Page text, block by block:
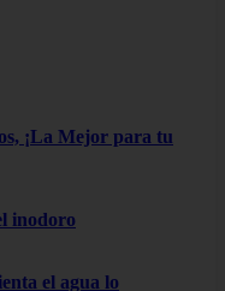
¡La Mejor para tu
inodoro
el agua lo